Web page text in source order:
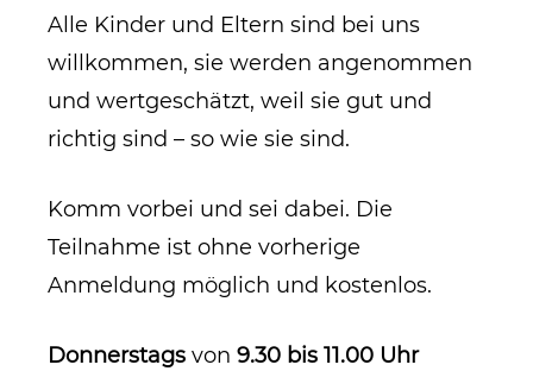
Alle Kinder und Eltern sind bei uns
willkommen, sie werden angenommen
und wertgeschätzt, weil sie gut und
richtig sind – so wie sie sind.
Komm vorbei und sei dabei. Die
Teilnahme ist ohne vorherige
Anmeldung möglich und kostenlos.
Donnerstags von 9.30 bis 11.00 Uhr